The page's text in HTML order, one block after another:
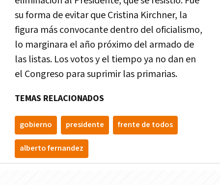
su forma de evitar que Cristina Kirchner, la
figura más convocante dentro del oficialismo,
lo marginara el año próximo del armado de
las listas. Los votos y el tiempo ya no dan en
el Congreso para suprimir las primarias.
TEMAS RELACIONADOS
gobierno presidente frente de todos
alberto fernandez